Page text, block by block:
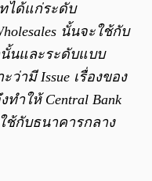
ได้แก่ระดับ
นั้นจะใช้กับ
นและระดับแบบ
ว่ามี Issue เรื่องของ
ทำให้ Central Bank
ช้กับธนาคารกลาง